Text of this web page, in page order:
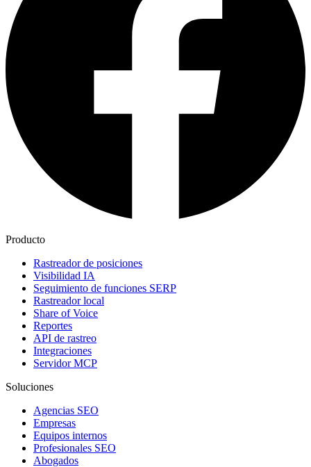
Producto
Rastreador de posiciones
Visibilidad IA
Seguimiento de funciones SERP
Rastreador local
Share of Voice
Reportes
API de rastreo
Integraciones
Servidor MCP
Soluciones
Agencias SEO
Empresas
Equipos internos
Profesionales SEO
Abogados